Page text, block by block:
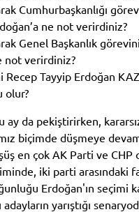
Cumhurbaşkanlığı
ne not verirdiniz?
Genel Başkanlık
not verirdiniz?
Tayyip Erdoğan
olur?
ay da pekiştirirken,
biçimde düşmeye
en çok AK Parti ve CHP
iki parti arasındaki
Erdoğan'ın seçimi
yarıştığı